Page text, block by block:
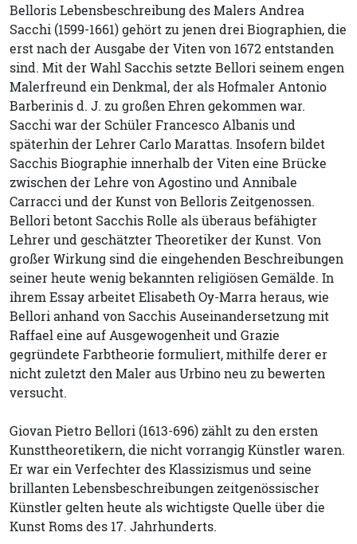
Belloris Lebensbeschreibung des Malers Andrea
Sacchi (1599-1661) gehört zu jenen drei Biographien, die
erst nach der Ausgabe der Viten von 1672 entstanden
sind. Mit der Wahl Sacchis setzte Bellori seinem engen
Malerfreund ein Denkmal, der als Hofmaler Antonio
Barberinis d. J. zu großen Ehren gekommen war.
Sacchi war der Schüler Francesco Albanis und
späterhin der Lehrer Carlo Marattas. Insofern bildet
Sacchis Biographie innerhalb der Viten eine Brücke
zwischen der Lehre von Agostino und Annibale
Carracci und der Kunst von Belloris Zeitgenossen.
Bellori betont Sacchis Rolle als überaus befähigter
Lehrer und geschätzter Theoretiker der Kunst. Von
großer Wirkung sind die eingehenden Beschreibungen
seiner heute wenig bekannten religiösen Gemälde. In
ihrem Essay arbeitet Elisabeth Oy-Marra heraus, wie
Bellori anhand von Sacchis Auseinandersetzung mit
Raffael eine auf Ausgewogenheit und Grazie
gegründete Farbtheorie formuliert, mithilfe derer er
nicht zuletzt den Maler aus Urbino neu zu bewerten
versucht.
Giovan Pietro Bellori (1613-696) zählt zu den ersten
Kunsttheoretikern, die nicht vorrangig Künstler waren.
Er war ein Verfechter des Klassizismus und seine
brillanten Lebensbeschreibungen zeitgenössischer
Künstler gelten heute als wichtigste Quelle über die
Kunst Roms des 17. Jahrhunderts.